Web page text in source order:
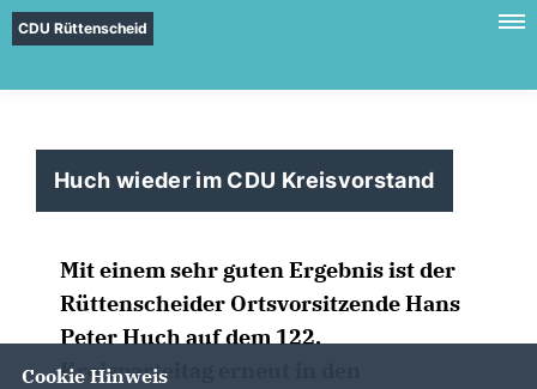
CDU Rüttenscheid
Huch wieder im CDU Kreisvorstand
Mit einem sehr guten Ergebnis ist der
Rüttenscheider Ortsvorsitzende Hans
Peter Huch auf dem 122.
Kreisparteitag erneut in den
Cookie Hinweis